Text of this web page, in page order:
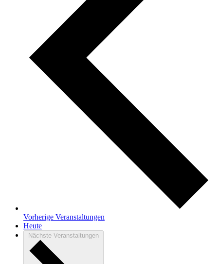
Vorherige Veranstaltungen
Heute
Nächste Veranstaltungen